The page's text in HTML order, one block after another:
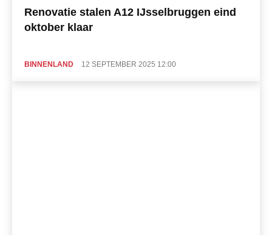
Renovatie stalen A12 IJsselbruggen eind
oktober klaar
BINNENLAND 12 SEPTEMBER 2025 12:00